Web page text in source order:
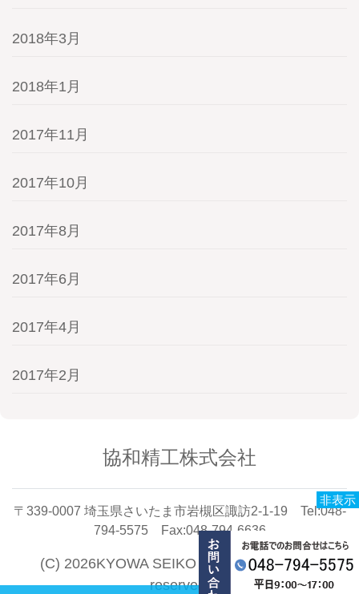
2018年3月
2018年1月
2017年11月
2017年10月
2017年8月
2017年6月
2017年4月
2017年2月
協和精工株式会社
〒339-0007 埼玉県さいたま市岩槻区諏訪2-1-19 Tel:048-
794-5575 Fax:048-794-6636
(C) 2026KYOWA SEIKO CO.,LTD. All rights
reserved.
非表示